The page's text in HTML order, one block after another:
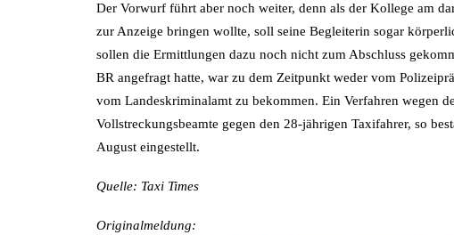
Der Vorwurf führt aber noch weiter, denn als der Kollege am
zur Anzeige bringen wollte, soll seine Begleiterin sogar
sollen die Ermittlungen dazu noch nicht zum Abschluss
BR angefragt hatte, war zu dem Zeitpunkt weder vom
vom Landeskriminalamt zu bekommen. Ein Verfahren wegen
Vollstreckungsbeamte gegen den 28-jährigen Taxifahrer, so
August eingestellt.
Quelle: Taxi Times
Originalmeldung: